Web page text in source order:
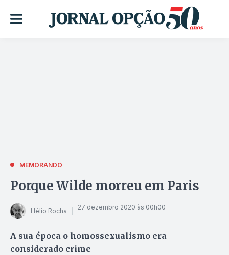
MEMORANDO
Porque Wilde morreu em Paris
Hélio Rocha 27 dezembro 2020 às 00h00
A sua época o homossexualismo era
considerado crime